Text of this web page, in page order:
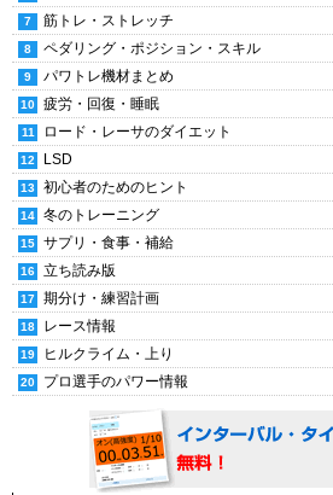
筋トレ・ストレッチ
ペダリング・ポジション・スキル
パワトレ機材まとめ
疲労・回復・睡眠
ロード・レーサのダイエット
LSD
初心者のためのヒント
冬のトレーニング
サプリ・食事・補給
立ち読み版
期分け・練習計画
レース情報
ヒルクライム・上り
プロ選手のパワー情報